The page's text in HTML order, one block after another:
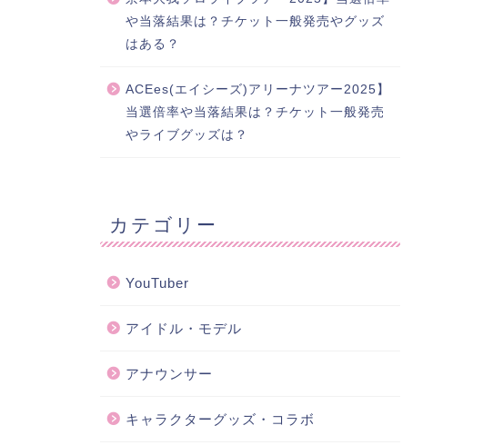
や当落結果は？チケット一般発売やグッズ
はある？
ACEes(エイシーズ)アリーナツアー2025】
当選倍率や当落結果は？チケット一般発売
やライブグッズは？
カテゴリー
YouTuber
アイドル・モデル
アナウンサー
キャラクターグッズ・コラボ